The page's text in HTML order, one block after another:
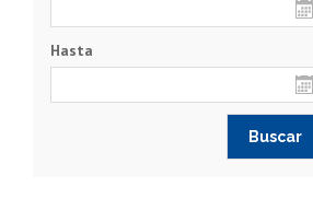
Hasta